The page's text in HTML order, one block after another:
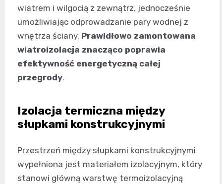
wiatrem i wilgocią z zewnątrz, jednocześnie
umożliwiając odprowadzanie pary wodnej z
wnętrza ściany. Prawidłowo zamontowana
wiatroizolacja znacząco poprawia
efektywność energetyczną całej
przegrody.
Izolacja termiczna między
słupkami konstrukcyjnymi
Przestrzeń między słupkami konstrukcyjnymi
wypełniona jest materiałem izolacyjnym, który
stanowi główną warstwę termoizolacyjną